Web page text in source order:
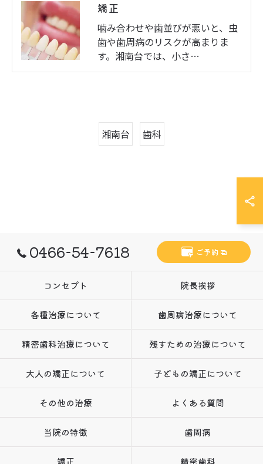
矯正
噛み合わせや歯並びが悪いと、虫
歯や歯周病のリスクが高まりま
す。湘南台では、小さ…
湘南台 歯科
0466-54-7618 ご予約
コンセプト 院長挨拶
各種治療について 歯周病治療について
精密歯科治療について 残すための治療について
大人の矯正について 子どもの矯正について
その他の治療 よくある質問
当院の特徴 歯周病
矯正 精密歯科